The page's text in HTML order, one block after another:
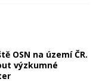
OSN na území ČR.
výzkumné